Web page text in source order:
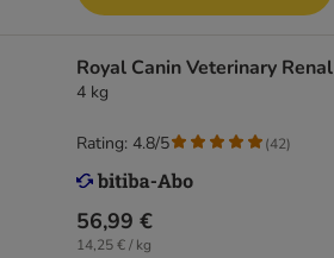
Royal Canin Veterinary Renal
4 kg
56,99 €
14,25 € / kg
Rating: 4.8/5 (42)